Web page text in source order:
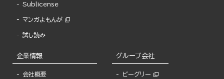
Sublicense
マンガよもんが
試し読み
企業情報
会社概要
グループ会社
ビーグリー